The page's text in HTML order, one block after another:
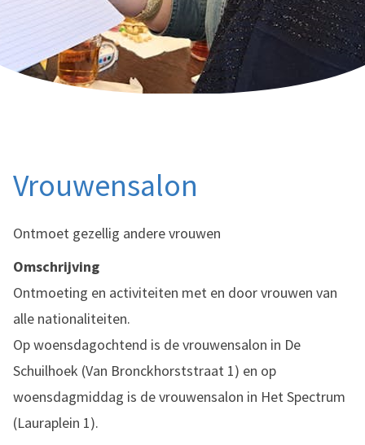
Vrouwensalon
Ontmoet gezellig andere vrouwen
Omschrijving
Ontmoeting en activiteiten met en door vrouwen van
alle nationaliteiten.
Op woensdagochtend is de vrouwensalon in De
Schuilhoek (Van Bronckhorststraat 1) en op
woensdagmiddag is de vrouwensalon in Het Spectrum
(Lauraplein 1).